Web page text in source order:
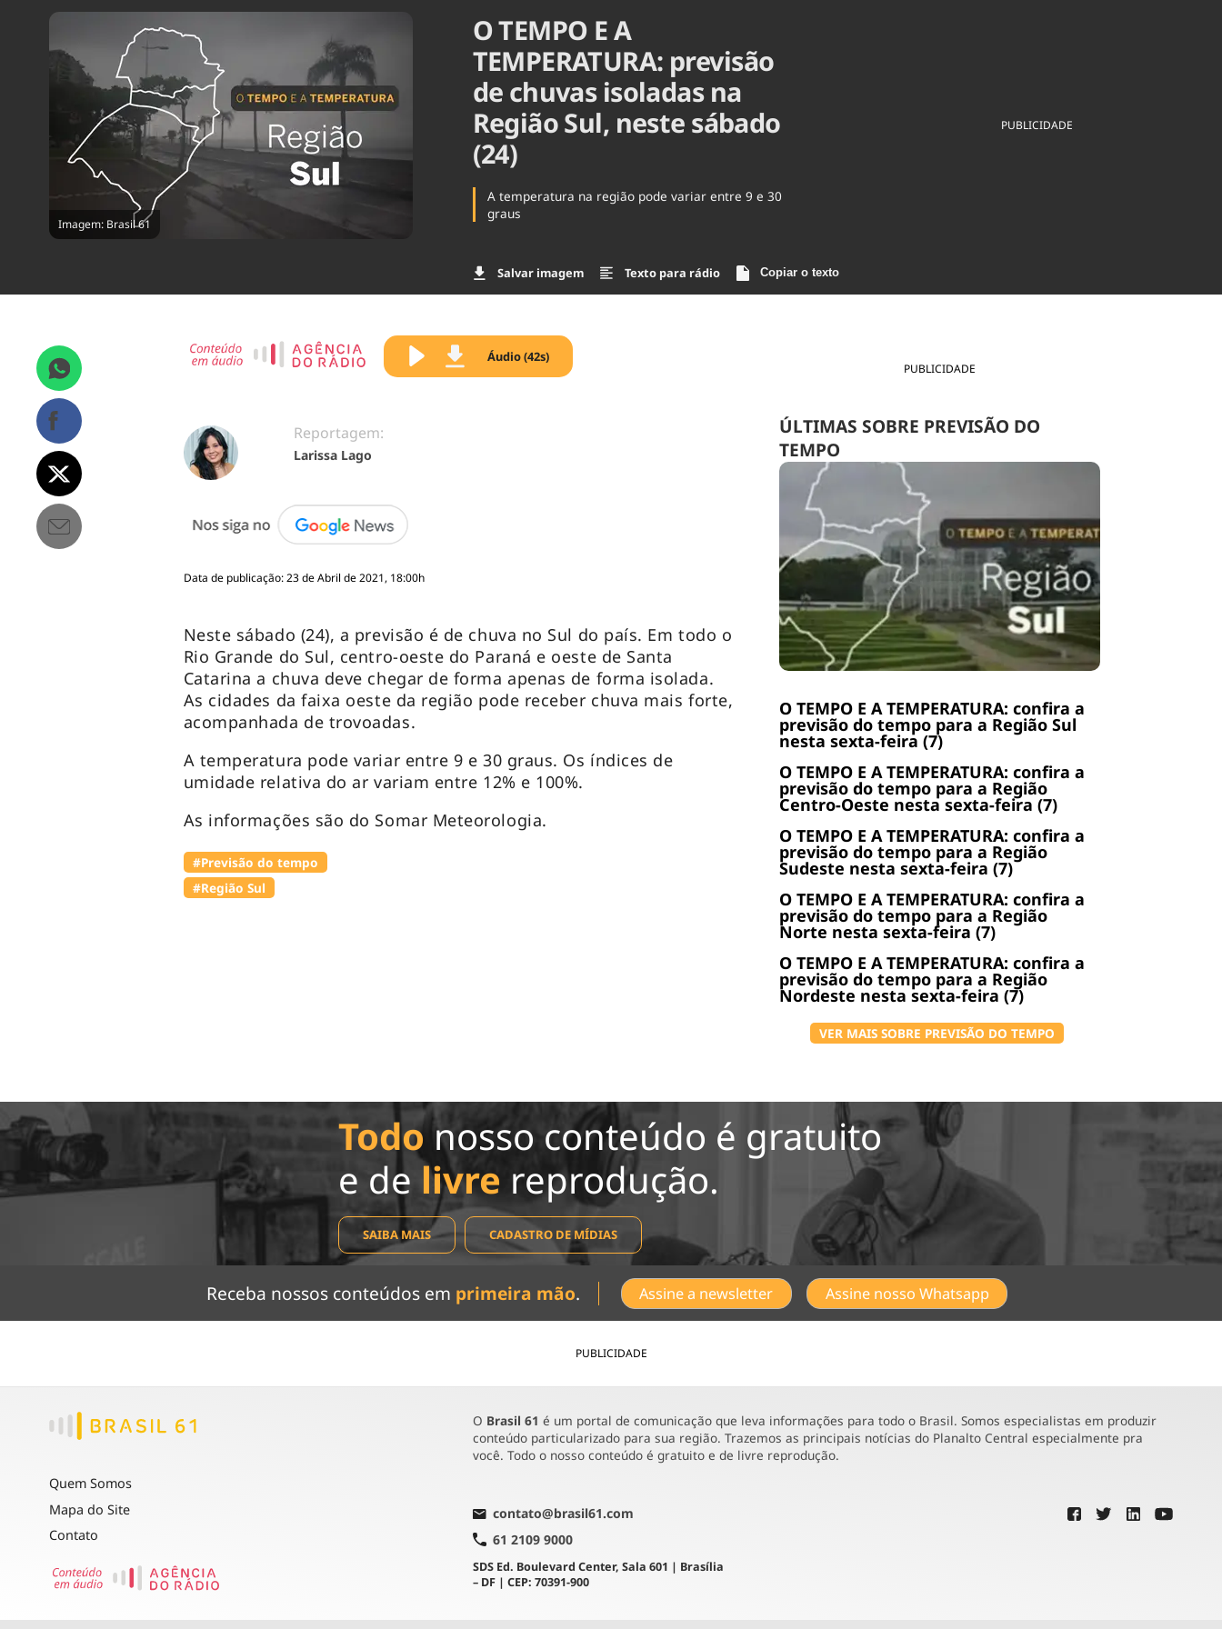
Brasil Mineral
Ciência & Tecnologia
Comportamento
Imagem: Brasil 61
O TEMPO E A
TEMPERATURA: previsão
de chuvas isoladas na
Região Sul, neste sábado
(24)
A temperatura na região pode variar entre 9 e 30
graus
Salvar imagem Texto para rádio Copiar o texto
PUBLICIDADE
PUBLICIDADE
ÚLTIMAS SOBRE PREVISÃO DO
TEMPO
O TEMPO E A TEMPERATURA: confira a
previsão do tempo para a Região Sul
nesta sexta-feira (7)
O TEMPO E A TEMPERATURA: confira a
previsão do tempo para a Região
Centro-Oeste nesta sexta-feira (7)
O TEMPO E A TEMPERATURA: confira a
previsão do tempo para a Região
Sudeste nesta sexta-feira (7)
O TEMPO E A TEMPERATURA: confira a
previsão do tempo para a Região
Norte nesta sexta-feira (7)
O TEMPO E A TEMPERATURA: confira a
previsão do tempo para a Região
Nordeste nesta sexta-feira (7)
VER MAIS SOBRE PREVISÃO DO TEMPO
Áudio (42s)
Reportagem:
Larissa Lago
Data de publicação: 23 de Abril de 2021, 18:00h
Neste sábado (24), a previsão é de chuva no Sul do país. Em todo o
Rio Grande do Sul, centro-oeste do Paraná e oeste de Santa
Catarina a chuva deve chegar de forma apenas de forma isolada.
As cidades da faixa oeste da região pode receber chuva mais forte,
acompanhada de trovoadas.
A temperatura pode variar entre 9 e 30 graus. Os índices de
umidade relativa do ar variam entre 12% e 100%.
As informações são do Somar Meteorologia.
#Previsão do tempo
#Região Sul
Todonosso conteúdo é gratuito
e de livre reprodução.
SAIBA MAIS CADASTRO DE MÍDIAS
Receba nossos conteúdos em primeira mão. Assine a newsletter Assine nosso Whatsapp
PUBLICIDADE
Quem Somos
Mapa do Site
Contato
O Brasil 61 é um portal de comunicação que leva informações para todo o Brasil. Somos especialistas em produzir
conteúdo particularizado para sua região. Trazemos as principais notícias do Planalto Central especialmente pra
você. Todo o nosso conteúdo é gratuito e de livre reprodução.
contato@brasil61.com
61 2109 9000
SDS Ed. Boulevard Center, Sala 601 | Brasília
– DF | CEP: 70391-900